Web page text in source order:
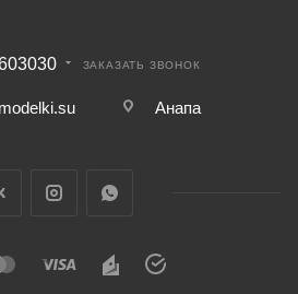
ЗАКАЗАТЬ ЗВОНОК
Анапа